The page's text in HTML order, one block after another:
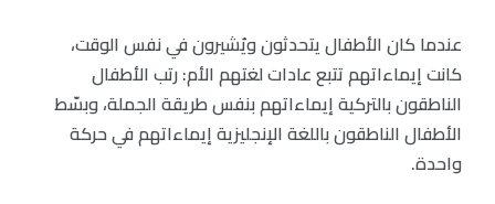
عندما كان الأطفال يتحدثون ويُشيرون في نفس الوقت،
كانت إيماءاتهم تتبع عادات لغتهم الأم: رتب الأطفال
الناطقون بالتركية إيماءاتهم بنفس طريقة الجملة، وبسّط
الأطفال الناطقون باللغة الإنجليزية إيماءاتهم في حركة
واحدة.